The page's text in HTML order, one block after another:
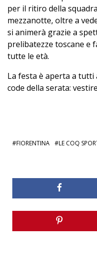
per il ritiro della
mezzanotte, oltre a
si animerà grazie a
prelibatezze toscane e
tutte le età.
La festa è aperta a
code della serata:
FIORENTINA LE COQ